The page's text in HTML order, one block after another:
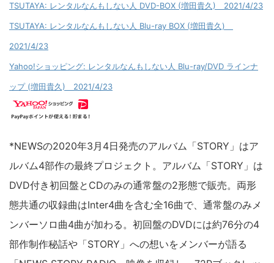
TSUTAYA: レンタルなんもしない人 DVD-BOX (増田貴久) 2021/4/23
TSUTAYA: レンタルなんもしない人 Blu-ray BOX (増田貴久)
2021/4/23
Yahoo!ショッピング: レンタルなんもしない人 Blu-ray/DVD ラインナ
ップ (増田貴久) 2021/4/23
*NEWSの2020年3月4日発売のアルバム「STORY」はア
ルバム4部作の最終プロジェクト。アルバム「STORY」は
DVD付き初回盤とCDのみの通常盤の2形態で販売。両形
態共通の収録曲はInter4曲を含む全16曲で、通常盤のみメ
ンバーソロ曲4曲が加わる。初回盤のDVDには約76分の4
部作制作秘話や「STORY」への想いをメンバーが語る